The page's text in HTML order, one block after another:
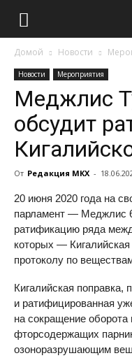
Домой Новости
Новости Мероприятия
Меджлис
обсудит
От Редакция МКХ -
20 июня 2020 года на
парламент — Меджлис
ратификацию ряда
которых —
протоколу по
Кигалийская поправка,
и ратифицированная
на сокращение
фторсодержащих
озоноразрушающим